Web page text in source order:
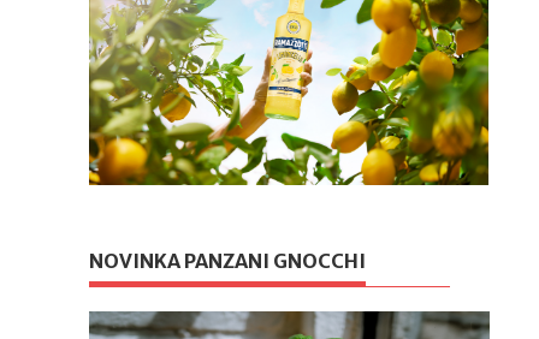
NOVINKA PANZANI GNOCCHI